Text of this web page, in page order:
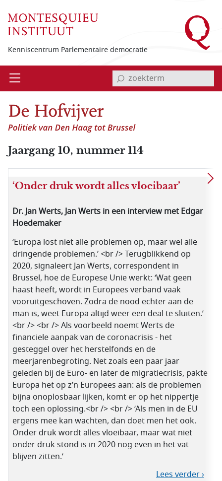
Kenniscentrum Parlementaire democratie
Open invoerveld zoekterm
Jaargang 10, nummer 114
‘Onder druk wordt alles vloeibaar’
Dr. Jan Werts, Jan Werts in een interview met Edgar
Hoedemaker
‘Europa lost niet alle problemen op, maar wel alle
dringende problemen.’ <br /> Terugblikkend op
2020, signaleert Jan Werts, correspondent in
Brussel, hoe de Europese Unie werkt: ‘Wat geen
haast heeft, wordt in Europees verband vaak
vooruitgeschoven. Zodra de nood echter aan de
man is, weet Europa altijd weer een deal te sluiten.’
<br /> <br /> Als voorbeeld noemt Werts de
financiele aanpak van de coronacrisis - het
gesteggel over het herstelfonds en de
meerjarenbegroting. Net zoals een paar jaar
geleden bij de Euro- en later de migratiecrisis, pakte
Europa het op z’n Europees aan: als de problemen
bijna onoplosbaar lijken, komt er op het nippertje
toch een oplossing.<br /> <br /> ‘Als men in de EU
ergens mee kan wachten, dan doet men het ook.
Onder druk wordt alles vloeibaar, maar wat niet
onder druk stond is in 2020 nog even in het vat
blijven zitten.’
Lees verder ›